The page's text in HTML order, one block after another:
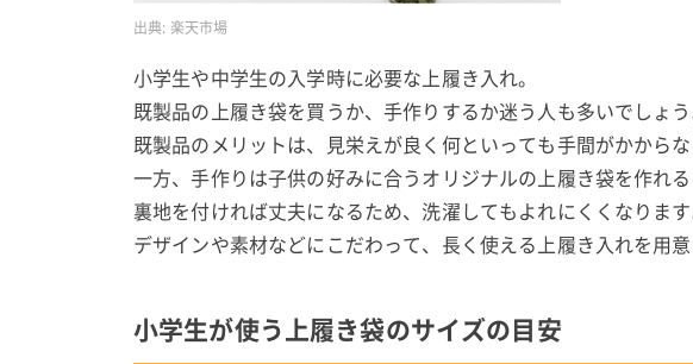
出典: 楽天市場
小学生や中学生の入学時に必要な上履き入れ。
既製品の上履き袋を買うか、手作りするか迷う人も多いでしょう
既製品のメリットは、見栄えが良く何といっても手間がかからな
一方、手作りは子供の好みに合うオリジナルの上履き袋を作れる
裏地を付ければ丈夫になるため、洗濯してもよれにくくなります
デザインや素材などにこだわって、長く使える上履き入れを用意
小学生が使う上履き袋のサイズの目安